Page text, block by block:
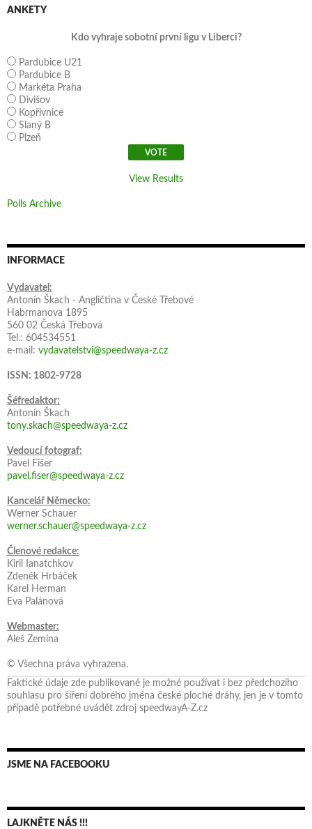
ANKETY
Kdo vyhraje sobotní první ligu v Liberci?
Pardubice U21
Pardubice B
Markéta Praha
Divišov
Kopřivnice
Slaný B
Plzeň
View Results
Polls Archive
INFORMACE
Vydavatel:
Antonín Škach - Angličtina v České Třebové
Habrmanova 1895
560 02 Česká Třebová
Tel.: 604534551
e-mail: vydavatelstvi@speedwaya-z.cz
ISSN: 1802-9728
Šéfredaktor:
Antonín Škach
tony.skach@speedwaya-z.cz
Vedoucí fotograf:
Pavel Fišer
pavel.fiser@speedwaya-z.cz
Kancelář Německo:
Werner Schauer
werner.schauer@speedwaya-z.cz
Členové redakce:
Kiril Ianatchkov
Zdeněk Hrbáček
Karel Herman
Eva Palánová
Webmaster:
Aleš Zemina
© Všechna práva vyhrazena.
Faktické údaje zde publikované je možné používat i bez předchozího
souhlasu pro šíření dobrého jména české ploché dráhy, jen je v tomto
případě potřebné uvádět zdroj speedwayA-Z.cz
JSME NA FACEBOOKU
LAJKNĚTE NÁS !!!